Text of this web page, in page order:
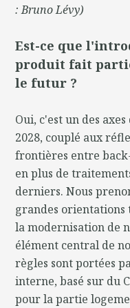
: Bruno Lévy)
Est-ce que
produit fait
le futur ?
Oui, c'est un des
2028, couplé aux
frontières entre
en plus de
derniers. Nous
grandes
la modernisation de
élément central de
règles sont portées
interne, basé sur du
pour la partie